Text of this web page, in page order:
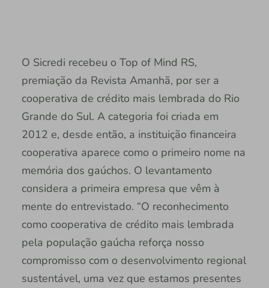
O Sicredi recebeu o Top of Mind RS,
premiação da Revista Amanhã, por ser a
cooperativa de crédito mais lembrada do Rio
Grande do Sul. A categoria foi criada em
2012 e, desde então, a instituição financeira
cooperativa aparece como o primeiro nome na
memória dos gaúchos. O levantamento
considera a primeira empresa que vêm à
mente do entrevistado. “O reconhecimento
como cooperativa de crédito mais lembrada
pela população gaúcha reforça nosso
compromisso com o desenvolvimento regional
sustentável, uma vez que estamos presentes